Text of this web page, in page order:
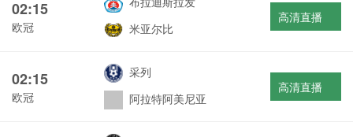
02:15
欧冠
米亚尔比
高清直播
02:15
欧冠
采列
阿拉特阿美尼亚
高清直播